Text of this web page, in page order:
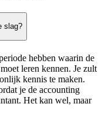
slag?
hebben waarin de
leren kennen. Je zult
kennis te maken.
je de accounting
Het kan wel, maar